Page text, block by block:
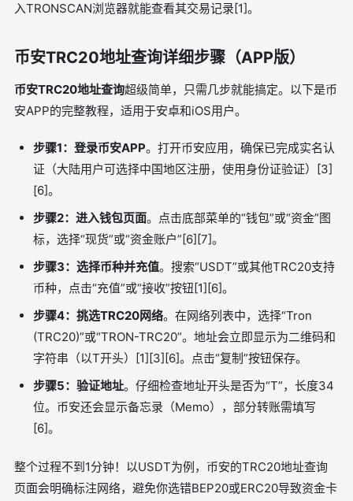
入TRONSCAN浏览器就能查看其交易记录[1]。
币安TRC20地址查询详细步骤（APP版）
币安TRC20地址查询超级简单，只需几步就能搞定。以下是币
安APP的完整教程，适用于安卓和iOS用户。
步骤1：登录币安APP。打开币安应用，确保已完成实名认
证（大陆用户可选择中国地区注册，使用身份证验证）[3]
[6]。
步骤2：进入钱包页面。点击底部菜单的“钱包”或“资金”图
标，选择“现货”或“资金账户”[6][7]。
步骤3：选择币种并充值。搜索“USDT”或其他TRC20支持
币种，点击“充值”或“接收”按钮[1][6]。
步骤4：挑选TRC20网络。在网络列表中，选择“Tron
(TRC20)”或“TRON-TRC20”。地址会立即显示为二维码和
字符串（以T开头）[1][3][6]。点击“复制”按钮保存。
步骤5：验证地址。仔细检查地址开头是否为“T”，长度34
位。币安还会显示备忘录（Memo），部分转账需填写
[6]。
整个过程不到1分钟！以USDT为例，币安的TRC20地址查询
页面会明确标注网络，避免你选错BEP20或ERC20导致资金卡